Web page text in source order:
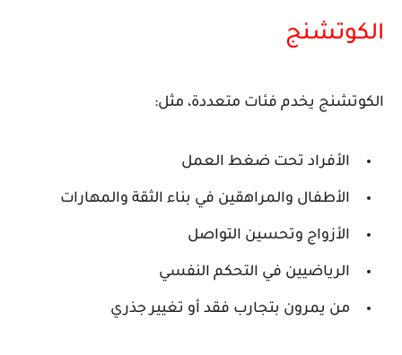
الكوتشنج
الكوتشنج يخدم فئات متعددة، مثل:
الأفراد تحت ضغط العمل
الأطفال والمراهقين في بناء الثقة والمهارات
الأزواج وتحسين التواصل
الرياضيين في التحكم النفسي
من يمرون بتجارب فقد أو تغيير جذري